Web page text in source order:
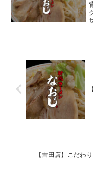
【吉田店】こだわ